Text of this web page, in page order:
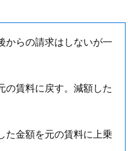
からの請求はしないが一
の賃料に戻す。減額した
た金額を元の賃料に上乗